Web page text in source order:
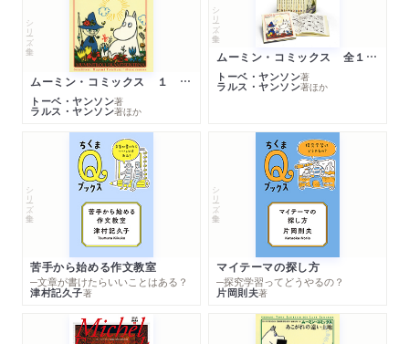
シリーズ・全集
ムーミン・コミックス １ 黄金のしっぽ
トーベ・ヤンソン著
ラルス・ヤンソン著ほか
シリーズ・全集
ムーミン・コミックス 全１４巻セット
トーベ・ヤンソン著
ラルス・ヤンソン著ほか
シリーズ・全集
苦手から始める作文教室
─文章が書けたらいいことはある？
津村記久子著
シリーズ・全集
マイテーマの探し方
─探究学習ってどうやるの？
片岡則夫著